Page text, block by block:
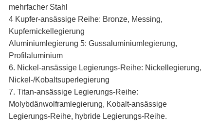
mehrfacher Stahl
4 Kupfer-ansässige Reihe: Bronze, Messing,
Kupfernickellegierung
Aluminiumlegierung 5: Gussaluminiumlegierung,
Profilaluminium
6. Nickel-ansässige Legierungs-Reihe: Nickellegierung,
Nickel-/Kobaltsuperlegierung
7. Titan-ansässige Legierungs-Reihe:
Molybdänwolframlegierung, Kobalt-ansässige
Legierungs-Reihe, hybride Legierungs-Reihe.